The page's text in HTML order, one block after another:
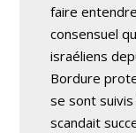
faire
consensuel
israéliens
Bordure
se sont
scandait